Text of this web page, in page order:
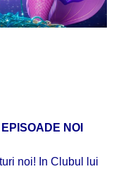
NOI
noi! In Clubul lui